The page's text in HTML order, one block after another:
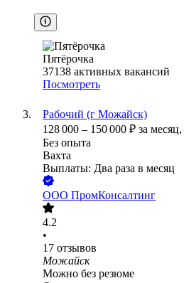
Пятёрочка
37138 активных вакансий
Посмотреть
Рабочий (г Можайск)
128 000 – 150 000 ₽ за месяц,
Без опыта
Вахта
Выплаты: Два раза в месяц
ООО ПромКонсалтинг
4.2
•
17 отзывов
Можайск
Можно без резюме